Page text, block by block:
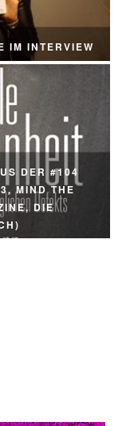
IM INTERVIEW
DER #104
MIND THE
DIE